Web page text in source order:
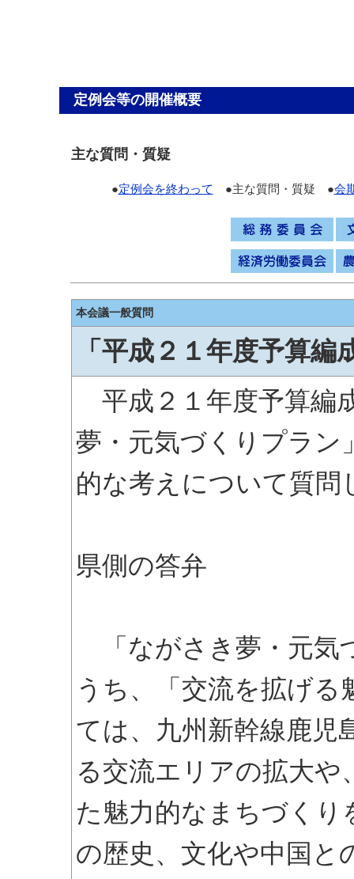
定例会等の開催概要
主な質問・質疑
●定例会を終わって ●主な質問・質疑 ●会
本会議一般質問
「平成２１年度予算編
平成２１年度予算編
夢・元気づくりプラン
的な考えについて質問
県側の答弁
「ながさき夢・元気
うち、「交流を拡げ
ては、九州新幹線鹿児
る交流エリアの拡大や
た魅力的なまちづくり
の歴史、文化や中国と